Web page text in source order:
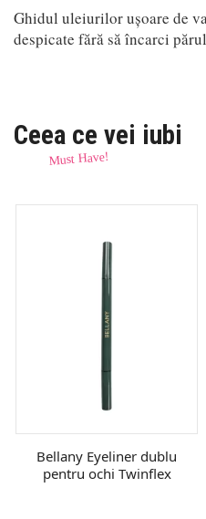
Ghidul uleiurilor ușoare de
despicate fără să încarci părul
Ceea ce vei iubi
Must Have!
Bellany Eyeliner dublu
pentru ochi Twinflex